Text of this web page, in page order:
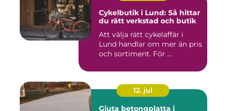
Cykelbutik i Lund: Så hittar
du rätt verkstad och butik
Att välja rätt cykelaffär i
Lund handlar om mer än pris
och sortiment. För ...
12. jul
Gjuta betongplatta i